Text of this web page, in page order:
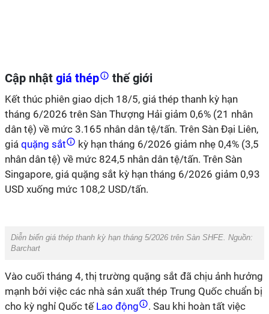
Cập nhật giá thép thế giới
Kết thúc phiên giao dịch 18/5, giá thép thanh kỳ hạn
tháng 6/2026 trên Sàn Thượng Hải giảm 0,6% (21 nhân
dân tệ) về mức 3.165 nhân dân tệ/tấn. Trên Sàn Đại Liên,
giá quặng sắt
kỳ hạn tháng 6/2026 giảm nhẹ 0,4% (3,5
nhân dân tệ) về mức 824,5 nhân dân tệ/tấn. Trên Sàn
Singapore, giá quặng sắt kỳ hạn tháng 6/2026 giảm 0,93
USD xuống mức 108,2 USD/tấn.
Diễn biến giá thép thanh kỳ hạn tháng 5/2026 trên Sàn SHFE. Nguồn:
Barchart
Vào cuối tháng 4, thị trường quặng sắt đã chịu ảnh hưởng
mạnh bởi việc các nhà sản xuất thép Trung Quốc chuẩn bị
cho kỳ nghỉ Quốc tếLao động
. Sau khi hoàn tất việc